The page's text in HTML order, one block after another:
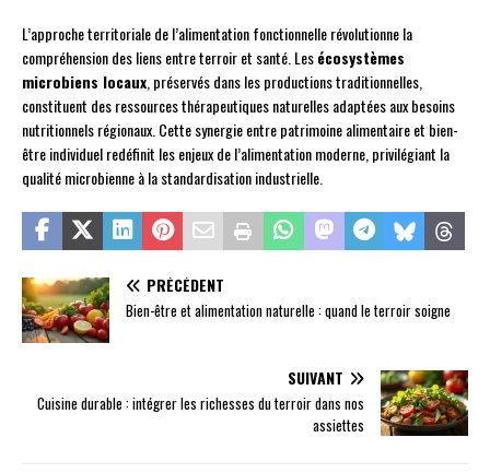
L’approche territoriale de l’alimentation fonctionnelle révolutionne la
compréhension des liens entre terroir et santé. Lesécosystèmes
microbiens locaux , préservés dans les productions traditionnelles,
constituent des ressources thérapeutiques naturelles adaptées aux besoins
nutritionnels régionaux. Cette synergie entre patrimoine alimentaire et bien-
être individuel redéfinit les enjeux de l’alimentation moderne, privilégiant la
qualité microbienne à la standardisation industrielle.
PRÉCÉDENT
Bien-être et alimentation naturelle : quand le terroir soigne
SUIVANT
Cuisine durable : intégrer les richesses du terroir dans nos
assiettes